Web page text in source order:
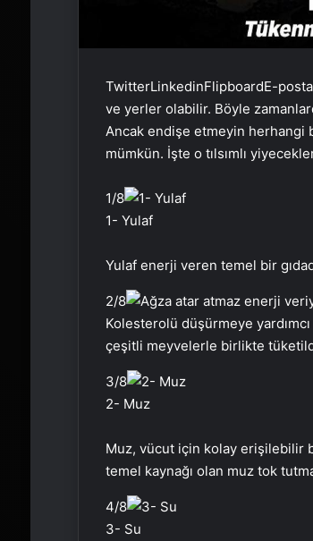
TwitterLinkedinFlipboardE-posta
ve yerler olabilir. Böyle
Ancak endişe etmeyin herhangi
mümkün. İşte o tılsımlı
1/8
1- Yulaf
Yulaf enerji veren temel bir
2/8
Kolesterolü düşürmeye
çeşitli meyvelerle birlikte
3/8
2- Muz
Muz, vücut için kolay erişilebilir
temel kaynağı olan muz tok
4/8
3- Su